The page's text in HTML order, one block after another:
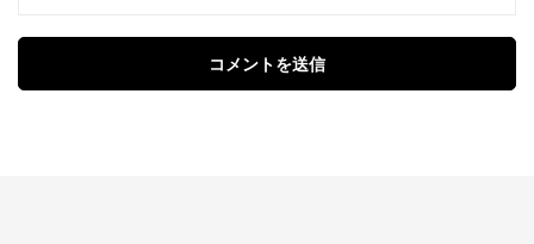
コメントを送信